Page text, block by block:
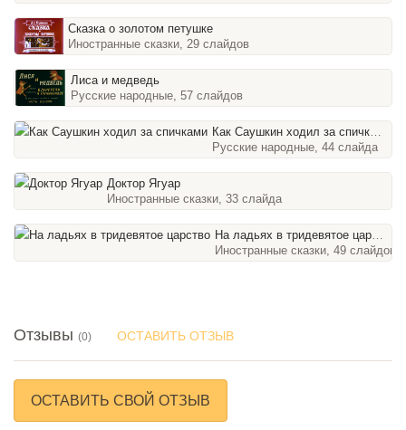
Сказка о золотом петушке
Иностранные сказки, 29 слайдов
Лиса и медведь
Русские народные, 57 слайдов
Как Саушкин ходил за спичками
Русские народные, 44 слайда
Доктор Ягуар
Иностранные сказки, 33 слайда
На ладьях в тридевятое царство
Иностранные сказки, 49 слайдов
Отзывы (0) ОСТАВИТЬ ОТЗЫВ
ОСТАВИТЬ СВОЙ ОТЗЫВ